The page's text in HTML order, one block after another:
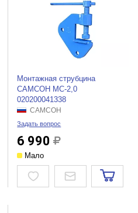
Монтажная струбцина
САМСОН МС-2,0
020200041338
САМСОН
Задать вопрос
6 990
Мало